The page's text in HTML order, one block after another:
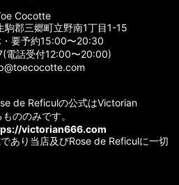
Cocotte
郡三郷町立野南1丁目1-15
要予約15:00〜20:30
話受付12:00〜20:00)
de Reficulの公式はVictorian
ののみです。
victorian666.com
あり当店及びRose de Reficulに一切